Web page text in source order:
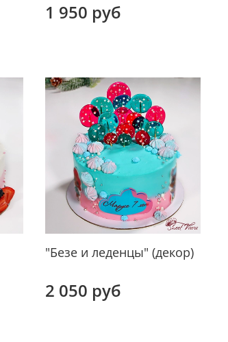
1 950 руб
"Безе и леденцы" (декор)
2 050 руб